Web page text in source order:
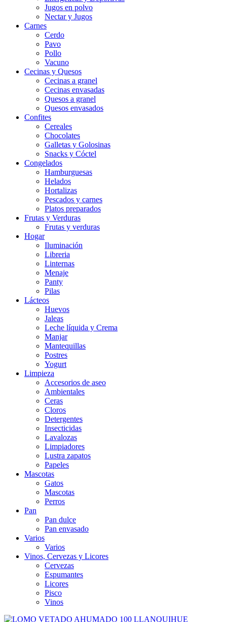
Jugos en polvo
Nectar y Jugos
Carnes
Cerdo
Pavo
Pollo
Vacuno
Cecinas y Quesos
Cecinas a granel
Cecinas envasadas
Quesos a granel
Quesos envasados
Confites
Cereales
Chocolates
Galletas y Golosinas
Snacks y Cóctel
Congelados
Hamburguesas
Helados
Hortalizas
Pescados y carnes
Platos preparados
Frutas y Verduras
Frutas y verduras
Hogar
Iluminación
Libreria
Linternas
Menaje
Panty
Pilas
Lácteos
Huevos
Jaleas
Leche líquida y Crema
Manjar
Mantequillas
Postres
Yogurt
Limpieza
Accesorios de aseo
Ambientales
Ceras
Cloros
Detergentes
Insecticidas
Lavalozas
Limpiadores
Lustra zapatos
Papeles
Mascotas
Gatos
Mascotas
Perros
Pan
Pan dulce
Pan envasado
Varios
Varios
Vinos, Cervezas y Licores
Cervezas
Espumantes
Licores
Pisco
Vinos